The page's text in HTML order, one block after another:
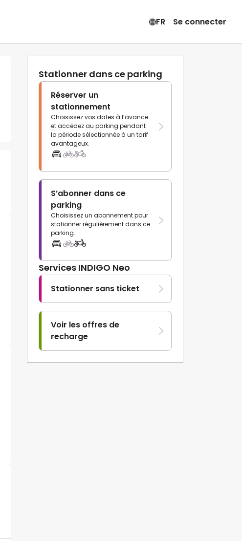
FR Se connecter
Stationner dans ce parking
Réserver un
stationnement
Choisissez vos dates à l’avance
et accédez au parking pendant
la période sélectionnée à un tarif
avantageux.
S’abonner dans ce
parking
Choisissez un abonnement pour
stationner régulièrement dans ce
parking.
Services INDIGO Neo
Stationner sans ticket
Voir les offres de
recharge